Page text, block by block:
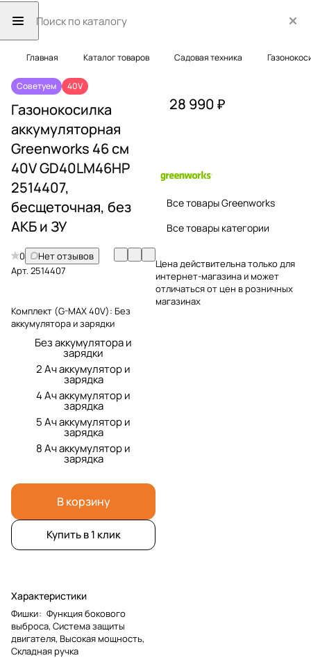
Главная Каталог товаров Садовая техника
Советуем 40V
Газонокосилка
аккумуляторная
Greenworks 46 см
40V GD40LM46HP
2514407,
бесщеточная, без
АКБ и ЗУ
0
Нет отзывов
Арт.2514407
Комплект (G-MAX 40V): Без
аккумулятора и зарядки
Без аккумулятора и
зарядки
2 Ач аккумулятор и
зарядка
4 Ач аккумулятор и
зарядка
5 Ач аккумулятор и
зарядка
8 Ач аккумулятор и
зарядка
В корзину
Купить в 1 клик
Характеристики
Фишки: Функция бокового
выброса, Система защиты
двигателя, Высокая мощность,
Складная ручка
28 990 ₽
Все товары Greenworks
Все товары категории
Цена действительна только для
интернет-магазина и может
отличаться от цен в розничных
магазинах